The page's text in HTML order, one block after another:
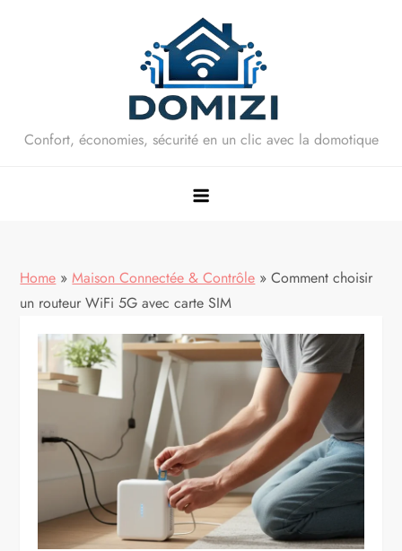
Confort, économies, sécurité en un clic avec la domotique
Home » Maison Connectée & Contrôle » Comment choisir
un routeur WiFi 5G avec carte SIM